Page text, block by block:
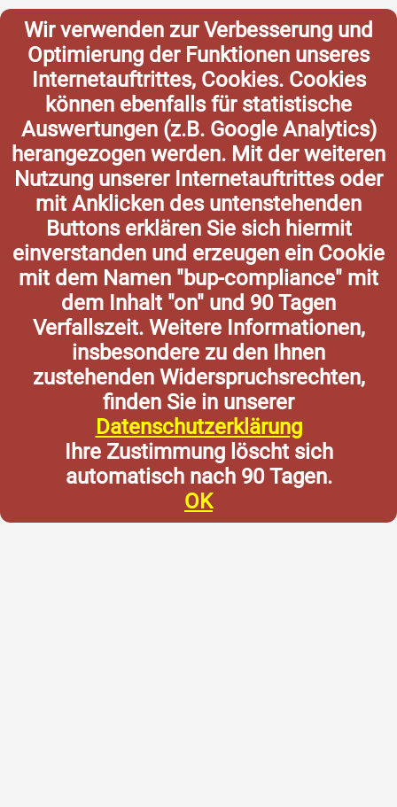
Wir verwenden zur Verbesserung und
Optimierung der Funktionen unseres
Internetauftrittes, Cookies. Cookies
können ebenfalls für statistische
Auswertungen (z.B. Google Analytics)
herangezogen werden. Mit der weiteren
Nutzung unserer Internetauftrittes oder
mit Anklicken des untenstehenden
Buttons erklären Sie sich hiermit
einverstanden und erzeugen ein Cookie
mit dem Namen "bup-compliance" mit
dem Inhalt "on" und 90 Tagen
Verfallszeit. Weitere Informationen,
insbesondere zu den Ihnen
zustehenden Widerspruchsrechten,
finden Sie in unserer
Datenschutzerklärung
Ihre Zustimmung löscht sich
automatisch nach 90 Tagen.
OK